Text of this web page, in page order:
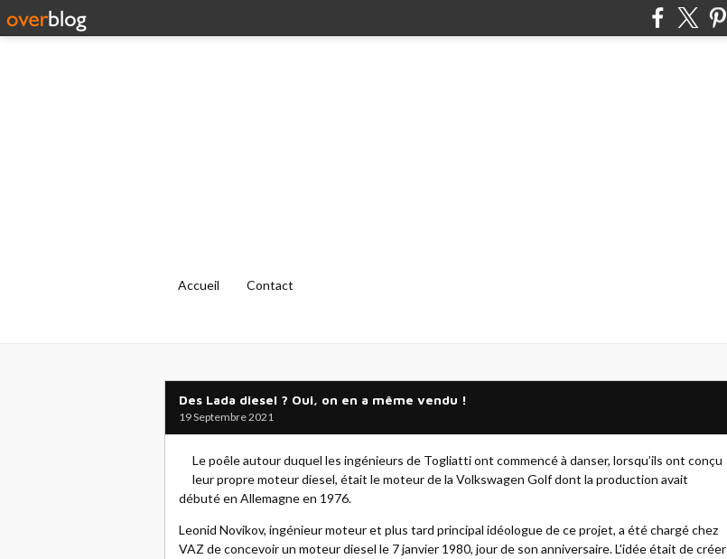
Accueil Contact
Des Lada diesel ? Oui, on en a même vendu !
19 Septembre 2021
Le poêle autour duquel les ingénieurs de Togliatti ont commencé à danser, lorsqu’ils ont conçu
leur propre moteur diesel, était le moteur de la Volkswagen Golf dont la production avait
débuté en Allemagne en 1976.
Leonid Novikov, ingénieur moteur et plus tard principal idéologue de ce projet, a été chargé chez
VAZ de concevoir un moteur diesel le 7 janvier 1980, jour de son anniversaire. L'idée était de créer